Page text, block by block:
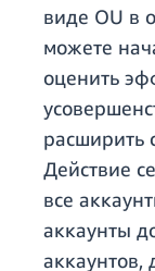
виде OU в
можете
оценить
расширить
Действие
все
аккаунты
аккаунтов,